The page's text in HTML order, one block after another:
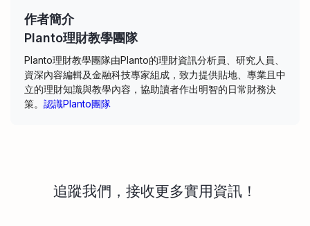
作者簡介
Planto理財教學團隊
Planto理財教學團隊由Planto的理財資訊分析員、研究人員、
資深內容編輯及金融科技專家組成，致力提供貼地、專業且中
立的理財知識與教學內容，協助讀者作出明智的日常財務決
策。 認識Planto團隊
追蹤我們，接收更多實用資訊！